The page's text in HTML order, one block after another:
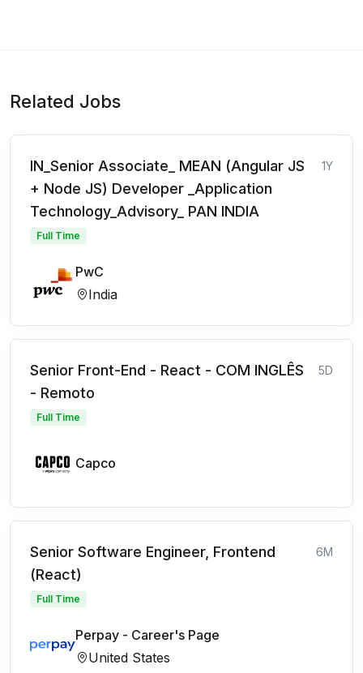
Related Jobs
IN_Senior Associate_ MEAN (Angular JS
+ Node JS) Developer _Application
Technology_Advisory_ PAN INDIA
1Y
Full Time
PwC
India
Senior Front-End - React - COM INGLÊS
- Remoto
5D
Full Time
Capco
Senior Software Engineer, Frontend
(React)
6M
Full Time
Perpay - Career's Page
United States